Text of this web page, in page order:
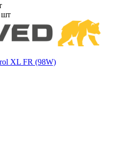
шт
XL FR (98W)